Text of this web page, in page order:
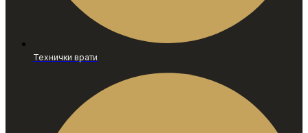
Технички врати